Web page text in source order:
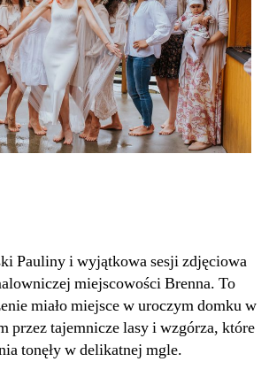
Pauliny i wyjątkowa sesji zdjęciowa
miejscowości Brenna. To
miało miejsce w uroczym domku w
przez tajemnicze lasy i wzgórza, które
tonęły w delikatnej mgle.